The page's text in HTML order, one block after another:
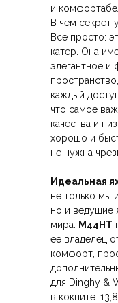
и
В чем секрет
Все просто:
катер. Она
элегантное и
каждый
что самое
качества и
хорошо и
не нужна
Идеальная
не только мы
но и ведущие
мира.
M44HT
ее владелец
комфорт,
для Dinghy &
в кокпите.